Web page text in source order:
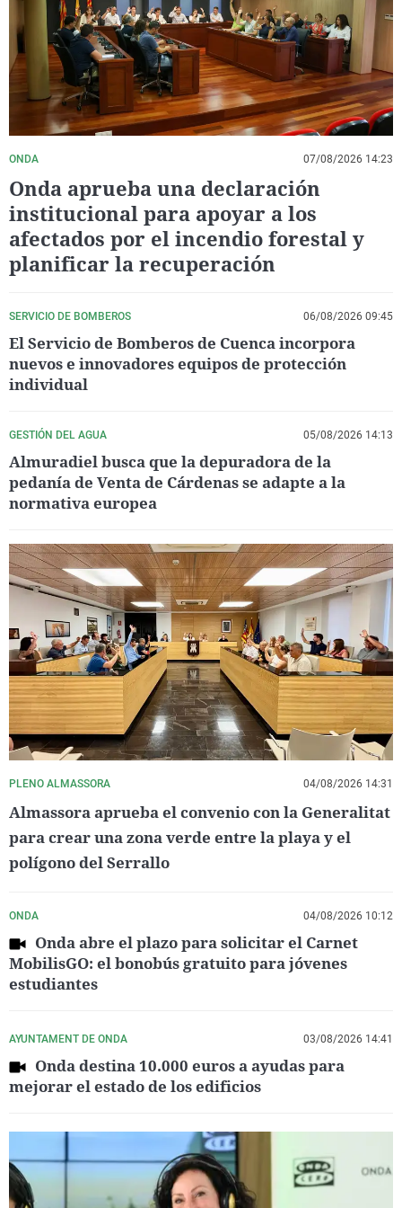
La rosa de los vientos
Gente viajera
Como el perro y el
Caso
Retornados
Equipo de
Operación Viuda
Extremadura
Galicia
La Rioja
Navarra
País Vasco
Virales
Televisión
Elecciones
ONDA 07/08/2026 14:23
Onda aprueba una declaración
institucional para apoyar a los
afectados por el incendio forestal y
planificar la recuperación
SERVICIO DE BOMBEROS 06/08/2026 09:45
El Servicio de Bomberos de Cuenca incorpora
nuevos e innovadores equipos de protección
individual
GESTIÓN DEL AGUA 05/08/2026 14:13
Almuradiel busca que la depuradora de la
pedanía de Venta de Cárdenas se adapte a la
normativa europea
PLENO ALMASSORA 04/08/2026 14:31
Almassora aprueba el convenio con la Generalitat
para crear una zona verde entre la playa y el
polígono del Serrallo
ONDA 04/08/2026 10:12
Onda abre el plazo para solicitar el Carnet
MobilisGO: el bonobús gratuito para jóvenes
estudiantes
AYUNTAMENT DE ONDA 03/08/2026 14:41
Onda destina 10.000 euros a ayudas para
mejorar el estado de los edificios